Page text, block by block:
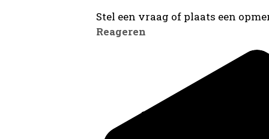
Stel een vraag of plaats een
Reageren